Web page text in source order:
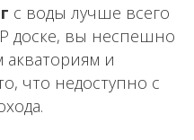
с воды лучше всего
доске, вы неспешно
акваториям и
что недоступно с